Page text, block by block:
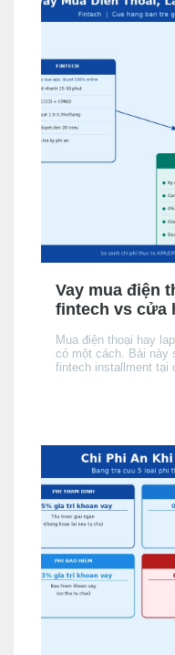
Vay mua điện
fintech vs cửa
Mua điện thoại hay
có một cách. Bài này
fintech installment tại